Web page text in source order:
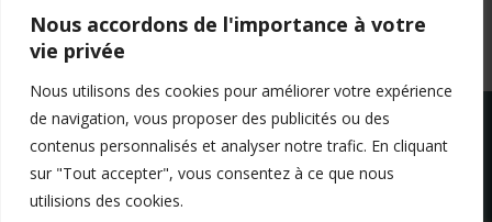
Nous accordons de l'importance à votre
vie privée
Nous utilisons des cookies pour améliorer votre expérience
de navigation, vous proposer des publicités ou des
contenus personnalisés et analyser notre trafic. En cliquant
sur "Tout accepter", vous consentez à ce que nous
utilisions des cookies.
Mentions légales